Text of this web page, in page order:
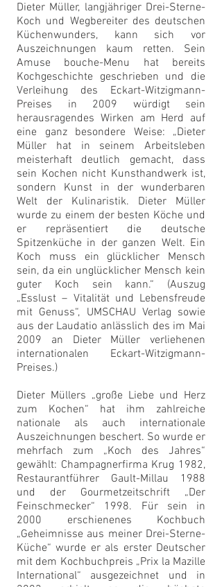
Dieter Müller, langjähriger Drei-Sterne-
Koch und Wegbereiter des deutschen
Küchenwunders, kann sich vor
Auszeichnungen kaum retten. Sein
Amuse bouche-Menu hat bereits
Kochgeschichte geschrieben und die
Verleihung des Eckart-Witzigmann-
Preises in 2009 würdigt sein
herausragendes Wirken am Herd auf
eine ganz besondere Weise: „Dieter
Müller hat in seinem Arbeitsleben
meisterhaft deutlich gemacht, dass
sein Kochen nicht Kunsthandwerk ist,
sondern Kunst in der wunderbaren
Welt der Kulinaristik. Dieter Müller
wurde zu einem der besten Köche und
er repräsentiert die deutsche
Spitzenküche in der ganzen Welt. Ein
Koch muss ein glücklicher Mensch
sein, da ein unglücklicher Mensch kein
guter Koch sein kann.“ (Auszug
„Esslust – Vitalität und Lebensfreude
mit Genuss“, UMSCHAU Verlag sowie
aus der Laudatio anlässlich des im Mai
2009 an Dieter Müller verliehenen
internationalen Eckart-Witzigmann-
Preises.)
Dieter Müllers „große Liebe und Herz
zum Kochen“ hat ihm zahlreiche
nationale als auch internationale
Auszeichnungen beschert. So wurde er
mehrfach zum „Koch des Jahres“
gewählt: Champagnerfirma Krug 1982,
Restaurantführer Gault-Millau 1988
und der Gourmetzeitschrift „Der
Feinschmecker“ 1998. Für sein in
2000 erschienenes Kochbuch
„Geheimnisse aus meiner Drei-Sterne-
Küche“ wurde er als erster Deutscher
mit dem Kochbuchpreis „Prix la Mazille
International“ ausgezeichnet und in